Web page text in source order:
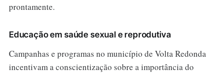
prontamente.
Educação em saúde sexual e reprodutiva
Campanhas e programas no município de Volta Redonda
incentivam a conscientização sobre a importância do